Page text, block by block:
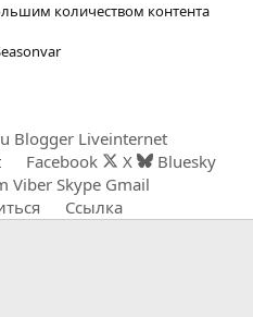
количеством контента
Blogger Liveinternet
Facebook X
Bluesky
Viber Skype Gmail
Ссылка